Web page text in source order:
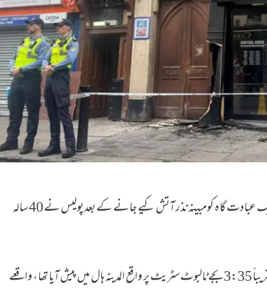
گاہ کو نذرِآتش کرنے کی کوشش
آئرلینڈ کے دارالحکومت ڈبلن میں مسلمانوں کی ایک عبادت گاہ کومبینہ نذر آتش کیے جانے کے بعد پولیس نے 40 سالہ
واقعہ پیر کے روز مقامی وقت کے مطابق سہ پہر تقریباً 3:35 بجے ٹالبوٹ سٹریٹ پر واقع المدینہ ہال میں پیش آیا تھا، واقعے